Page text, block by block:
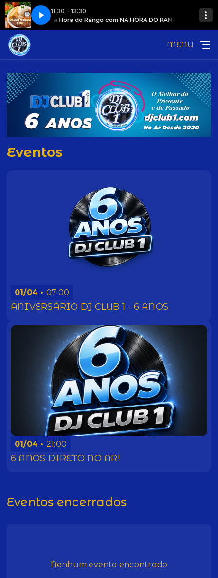
11:30 - 13:30
DO RANGO Na Hora do Rango com NA HORA DO RANGO
MENU
Eventos
01/04 07:00
ANIVERSÁRIO DJ CLUB 1 - 6 ANOS
01/04 21:00
6 ANOS DIRETO NO AR!
Eventos encerrados
Nenhum evento encontrado